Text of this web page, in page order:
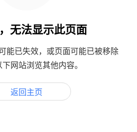
无法显示此页面
能已失效，或页面可能已被移除
网站浏览其他内容。
返回主页